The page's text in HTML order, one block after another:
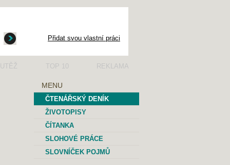
Přidat svou vlastní práci
TOP 10 REKLAMA
MENU
ČTENÁŘSKÝ DENÍK
ŽIVOTOPISY
ČÍTANKA
SLOHOVÉ PRÁCE
SLOVNÍČEK POJMŮ